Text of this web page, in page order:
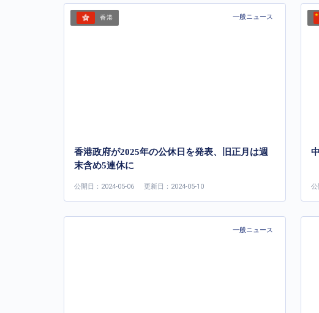
香港 一般ニュース
香港政府が2025年の公休日を発表、旧正月は週
末含め5連休に
公開日：2024-05-06 更新日：2024-05-10 公
一般ニュース